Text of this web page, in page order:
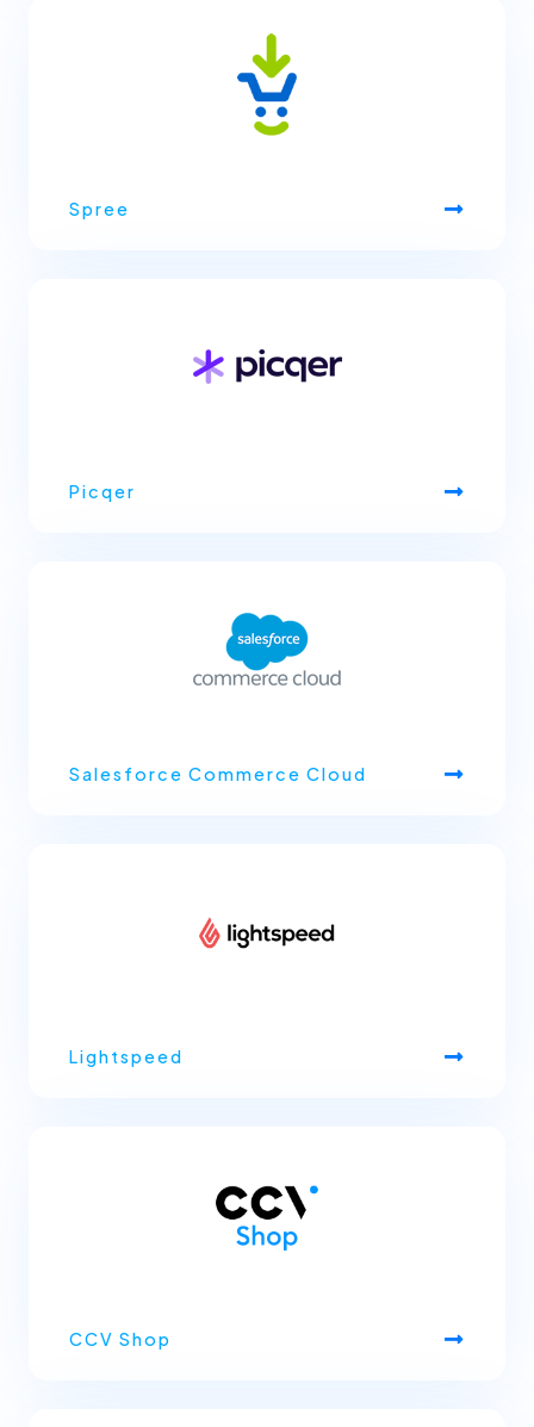
Spree
Picqer
Salesforce Commerce Cloud
Lightspeed
CCV Shop